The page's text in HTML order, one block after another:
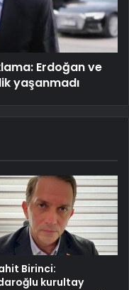
Erdoğan ve
yaşanmadı
Birinci:
kurultay